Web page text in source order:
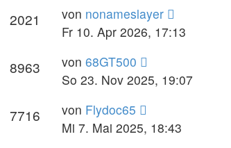
2021 von nonameslayer
Fr 10. Apr 2026, 17:13
8963 von 68GT500
So 23. Nov 2025, 19:07
7716 von Flydoc65
Mi 7. Mai 2025, 18:43